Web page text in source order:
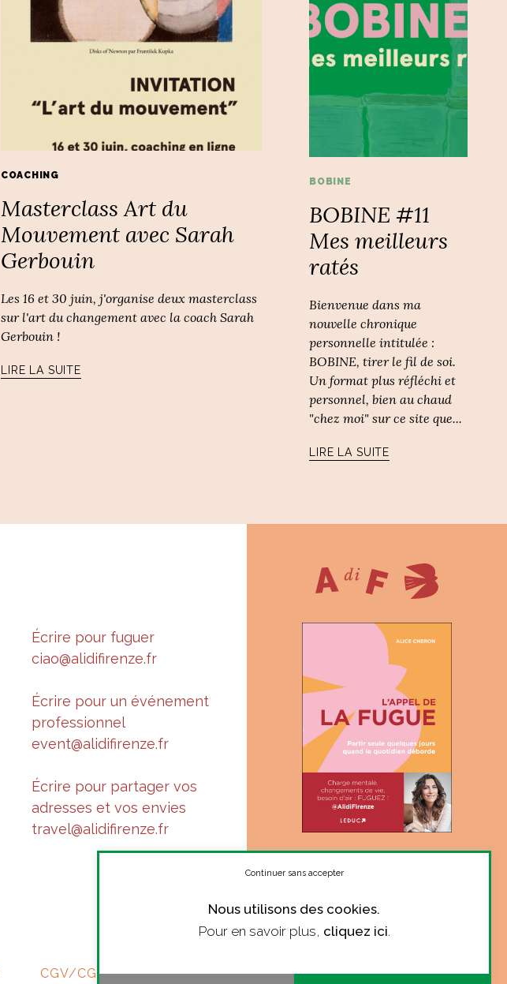
COACHING
Masterclass Art du
Mouvement avec Sarah
Gerbouin
Les 16 et 30 juin, j'organise deux masterclass
sur l'art du changement avec la coach Sarah
Gerbouin !
LIRE LA SUITE
BOBINE
BOBINE #11
Mes meilleurs
ratés
Bienvenue dans ma
nouvelle chronique
personnelle intitulée :
BOBINE, tirer le fil de soi.
Un format plus réfléchi et
personnel, bien au chaud
"chez moi" sur ce site que...
LIRE LA SUITE
Écrire pour fuguer
ciao@alidifirenze.fr
Écrire pour un événement
professionnel
event@alidifirenze.fr
Écrire pour partager vos
adresses et vos envies
travel@alidifirenze.fr
CGV/CGU
« Suis-je à ma juste place ?
Le ton complice et sincère
se poser la question. »
Marie Robert, philosophe
Nous utilisons des cookies.
Pour en savoir plus, cliquez ici.
Continuer sans accepter